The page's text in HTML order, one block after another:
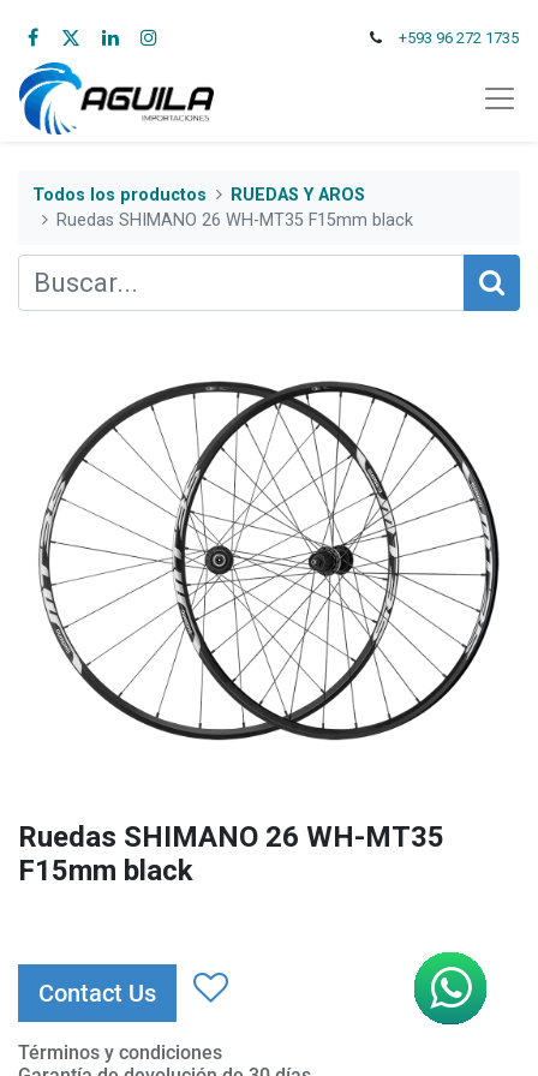
+593 96 272 1735
Todos los productos
RUEDAS Y AROS
Ruedas SHIMANO 26 WH-MT35 F15mm black
Ruedas SHIMANO 26 WH-MT35
F15mm black
Contact Us
Términos y condiciones